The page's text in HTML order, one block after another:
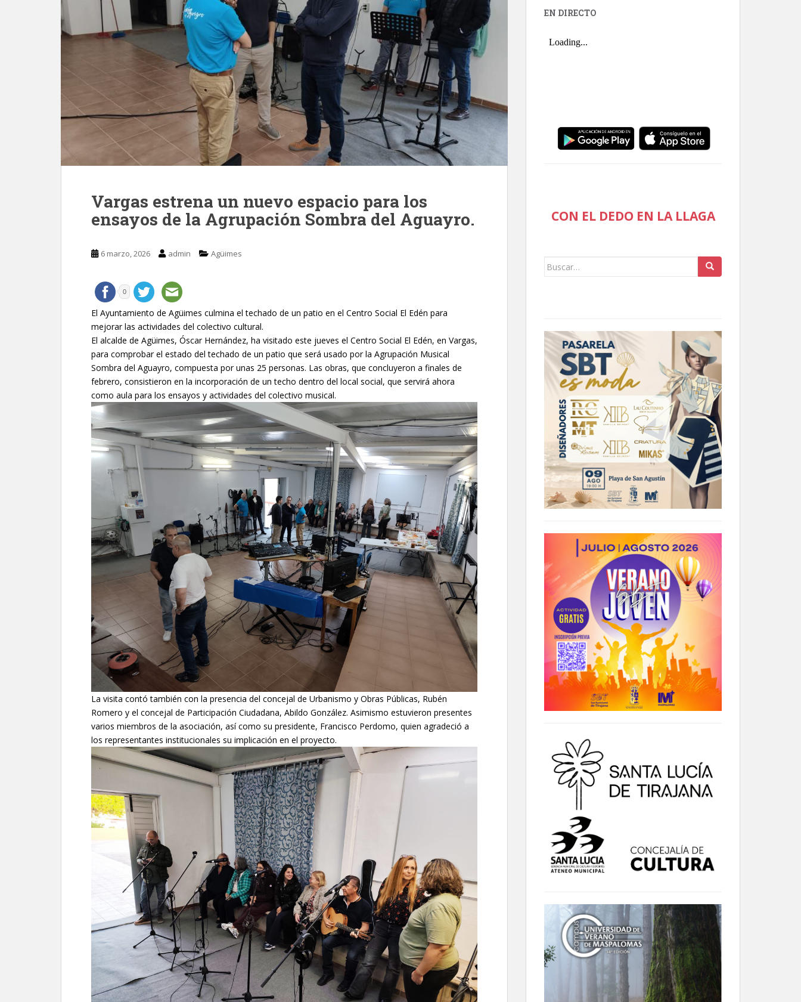
Vargas estrena un nuevo espacio para los
ensayos de la Agrupación Sombra del Aguayro.
6 marzo, 2026 admin Agüimes
0
El Ayuntamiento de Agüimes culmina el techado de un patio en el Centro Social El Edén para
mejorar las actividades del colectivo cultural.
El alcalde de Agüimes, Óscar Hernández, ha visitado este jueves el Centro Social El Edén, en Vargas,
para comprobar el estado del techado de un patio que será usado por la Agrupación Musical
Sombra del Aguayro, compuesta por unas 25 personas. Las obras, que concluyeron a finales de
febrero, consistieron en la incorporación de un techo dentro del local social, que servirá ahora
como aula para los ensayos y actividades del colectivo musical.
La visita contó también con la presencia del concejal de Urbanismo y Obras Públicas, Rubén
Romero y el concejal de Participación Ciudadana, Abildo González. Asimismo estuvieron presentes
varios miembros de la asociación, así como su presidente, Francisco Perdomo, quien agradeció a
los representantes institucionales su implicación en el proyecto.
EN DIRECTO
CON EL DEDO EN LA LLAGA
Buscar: